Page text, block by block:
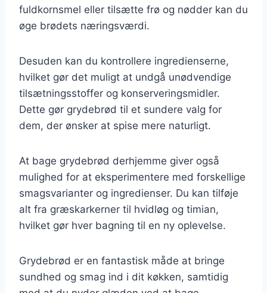
fuldkornsmel eller tilsætte frø og nødder kan du
øge brødets næringsværdi.
Desuden kan du kontrollere ingredienserne,
hvilket gør det muligt at undgå unødvendige
tilsætningsstoffer og konserveringsmidler.
Dette gør grydebrød til et sundere valg for
dem, der ønsker at spise mere naturligt.
At bage grydebrød derhjemme giver også
mulighed for at eksperimentere med forskellige
smagsvarianter og ingredienser. Du kan tilføje
alt fra græskarkerner til hvidløg og timian,
hvilket gør hver bagning til en ny oplevelse.
Grydebrød er en fantastisk måde at bringe
sundhed og smag ind i dit køkken, samtidig